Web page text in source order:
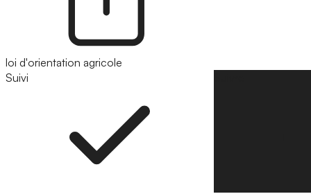
loi d'orientation agricole
Suivi